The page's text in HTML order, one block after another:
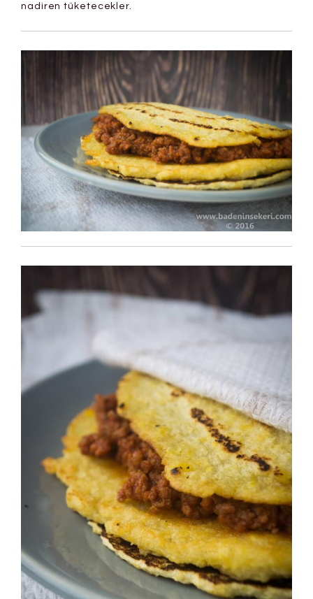
nadiren tüketecekler.